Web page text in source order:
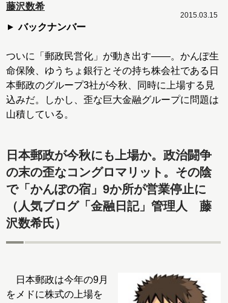
藤沢数希
バックナンバー
2015.03.15
ついに「郵政民営化」が動き出す――。かんぽ生
命保険、ゆうちょ銀行とその持ち株会社である日
本郵政のグループ3社が今秋、同時に上場する見
込みだ。しかし、歪な巨大金融グループに問題は
山積している。
日本郵政が今秋にも上場か。政治闘争
の末の歪なコングロマリット。その陰
で「かんぽの宿」9か所が営業停止に
（人気ブログ「金融日記」管理人 藤
沢数希氏）
日本郵政は今年の9月
をメドに株式の上場を